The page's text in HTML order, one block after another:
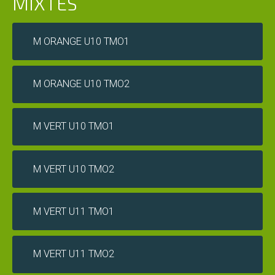
cordage
Pro
shop
COURS
STAGES
Les
enseignants
M ORANGE U10 TMO1
M ORANGE U10 TMO2
M VERT U10 TMO1
M VERT U10 TMO2
M VERT U11 TMO1
M VERT U11 TMO2